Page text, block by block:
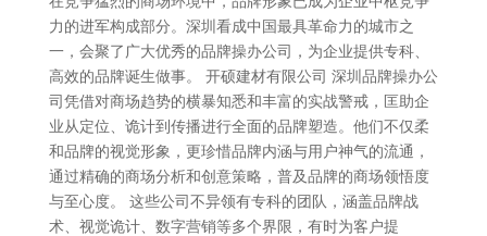
力的进军构成部分。深圳看成中国最具革命力的城市之
一，会聚了广大优秀的品牌操办公司，为企业提供专科、
高效的品牌诞生做事。 开硕建材有限公司 深圳品牌操办公
司凭借对商场趋势的横暴知悉和丰富的实战警戒，匡助企
业从定位、诡计到传播进行全面的品牌塑造。他们不仅柔
和品牌的视觉形象，更珍惜品牌内涵与用户神气的流通，
通过精确的商场分析和创意策略，普及品牌的商场领悟度
与至心度。 这些公司不异领有专科的团队，涵盖品牌战
术、视觉诡计、数字营销等多个界限，有时为客户提